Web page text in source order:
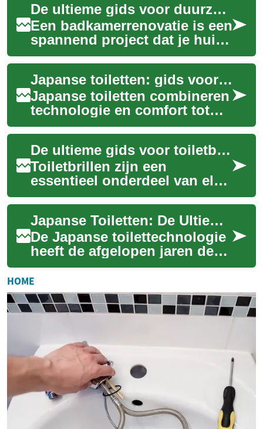
De ultieme gids voor duurzame en slimme badkamerrenovatie
Een badkamerrenovatie is een
spannend project dat je huis
een frisse en moderne
uitstraling kan geven.
Tegenwoordig g...
Japanse toiletten: gids voor modern comfort en hygiëne
Japanse toiletten combineren
technologie en comfort tot
een nieuwe standaard in
hygiëne. Van
warmtegevoelige zittinge... De ultieme gids voor toiletbrillen: comfort en hygiëne in uw badkamer
Toiletbrillen zijn een
essentieel onderdeel van elke
badkamer, maar vaak
besteden we er weinig
aandacht aan. Toch kan...
Japanse Toiletten: De Ultieme Gids voor Modern Comfort en Hygiëne
De Japanse toilettechnologie
heeft de afgelopen jaren de
wereld veroverd met zijn
innovatieve functies en
superieure ...
HOME